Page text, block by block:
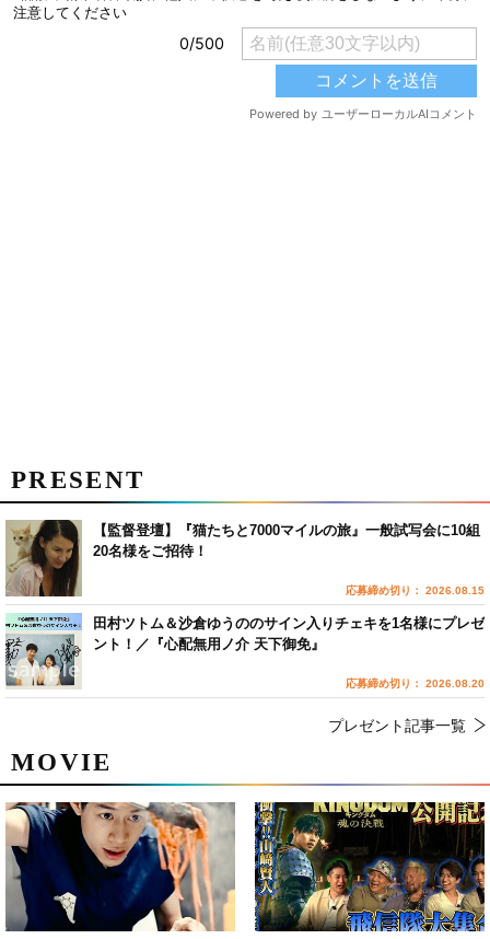
MOVIE
PRESENT
【監督登壇】『猫たちと7000マイルの旅』一般試写会に10組
20名様をご招待！
応募締め切り： 2026.08.15
田村ツトム＆沙倉ゆうののサイン入りチェキを1名様にプレゼ
ント！／『心配無用ノ介 天下御免』
応募締め切り： 2026.08.20
プレゼント記事一覧